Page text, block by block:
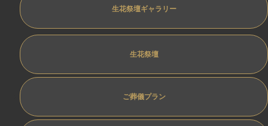
生花祭壇ギャラリー
生花祭壇
ご葬儀プラン